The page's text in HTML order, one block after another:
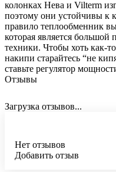
колонках Нева и Vilterm
поэтому они устойчивы к
правило теплообменник
которая является большой
техники. Чтобы хоть как-
накипи старайтесь “не
ставьте регулятор
Отзывы
Загрузка отзывов...
Нет отзывов
Добавить отзыв